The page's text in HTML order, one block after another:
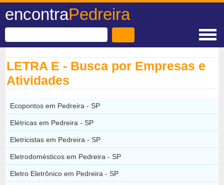
encontraPedreira
LETRA E - Busca por Empresas e
Atividades
Ecopontos em Pedreira - SP
Elétricas em Pedreira - SP
Eletricistas em Pedreira - SP
Eletrodomésticos em Pedreira - SP
Eletro Eletrônico em Pedreira - SP